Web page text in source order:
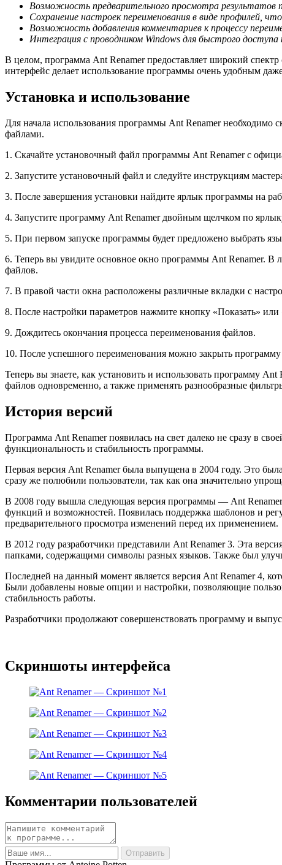
Возможность предварительного просмотра результатов
Сохранение настроек переименования в виде профилей,
Возможность добавления комментариев к процессу
Интеграция с проводником Windows для быстрого доступа
В целом, программа Ant Renamer предоставляет широкий
интерфейс делает использование программы очень удобным
Установка и использование
Для начала использования программы Ant Renamer необходимо
файлами.
1. Скачайте установочный файл программы Ant Renamer с
2. Запустите установочный файл и следуйте инструкциям
3. После завершения установки найдите ярлык программы на
4. Запустите программу Ant Renamer двойным щелчком по
5. При первом запуске программы будет предложено выбрать
6. Теперь вы увидите основное окно программы Ant Renamer. В
файлов.
7. В правой части окна расположены различные вкладки с
8. После настройки параметров нажмите кнопку «Показать»
9. Дождитесь окончания процесса переименования файлов.
10. После успешного переименования можно закрыть программу
Теперь вы знаете, как установить и использовать программу
файлов одновременно, а также применять разнообразные
История версий
Программа Ant Renamer появилась на свет далеко не сразу в
функциональность и стабильность программы.
Первая версия Ant Renamer была выпущена в 2004 году. Это
сразу же полюбили пользователи, так как она значительно
В 2008 году вышла следующая версия программы — Ant
функций и возможностей. Появилась поддержка шаблонов и
предварительного просмотра изменений перед их применением.
В 2012 году разработчики представили Ant Renamer 3. Эта
папками, содержащими символы разных языков. Также был
Последней на данный момент является версия Ant Renamer 4,
Были добавлены новые опции и настройки, позволяющие
стабильность работы.
Разработчики продолжают совершенствовать программу и
Скриншоты интерфейса
Комментарии пользователей